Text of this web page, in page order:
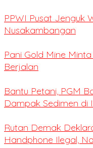
PPWI Pusat Jenguk
Nusakambangan
Pani Gold Mine
Berjalan
Bantu Petani, PGM
Dampak Sedimen di
Rutan Demak
Handphone Ilegal,